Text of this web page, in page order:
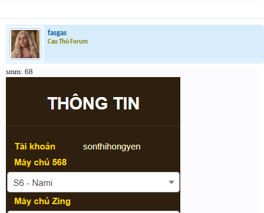
fasgas
Cao Thủ Forum
smm: 68